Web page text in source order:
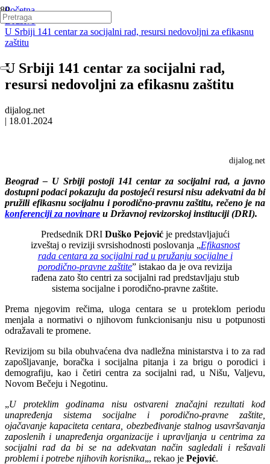
Početna
Društvo
U Srbiji 141 centar za socijalni rad, resursi nedovoljni za efikasnu
zaštitu
U Srbiji 141 centar za socijalni rad,
resursi nedovoljni za efikasnu zaštitu
dijalog.net
| 18.01.2024
dijalog.net
Beograd – U Srbiji postoji 141 centar za socijalni rad, a javno
dostupni podaci pokazuju da postojeći resursi nisu adekvatni da bi
pružili efikasnu socijalnu i porodično-pravnu zaštitu, rečeno je na
konferenciji za novinare u Državnoj revizorskoj instituciji (DRI).
Predsednik DRI Duško Pejovićje predstavljajući
izveštaj o reviziji svrsishodnosti poslovanja „Efikasnost
rada centara za socijalni rad u pružanju socijalne i
porodično-pravne zaštite” istakao da je ova revizija
rađena zato što centri za socijalni rad predstavljaju stub
sistema socijalne i porodično-pravne zaštite.
Prema njegovim rečima, uloga centara se u proteklom periodu
menjala a normativi o njihovom funkcionisanju nisu u potpunosti
odražavali te promene.
Revizijom su bila obuhvaćena dva nadležna ministarstva i to za rad
zapošljavanje, boračka i socijalna pitanja i za brigu o porodici i
demografiju, kao i četiri centra za socijalni rad, u Nišu, Valjevu,
Novom Bečeju i Negotinu.
„U proteklim godinama nisu ostvareni značajni rezultati kod
unapređenja sistema socijalne i porodično-pravne zaštite,
ojačavanje kapaciteta centara, obezbeđivanje stalnog usavršavanja
zaposlenih i unapređenja organizacije i upravljanja u centrima za
socijalni rad da bi se na adekvatan način sagledali i rešavali
problemi i potrebe njihovih korisnika„, rekao je Pejović.